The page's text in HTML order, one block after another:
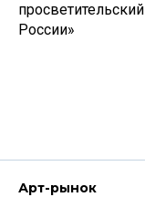
России»
Арт-рынок